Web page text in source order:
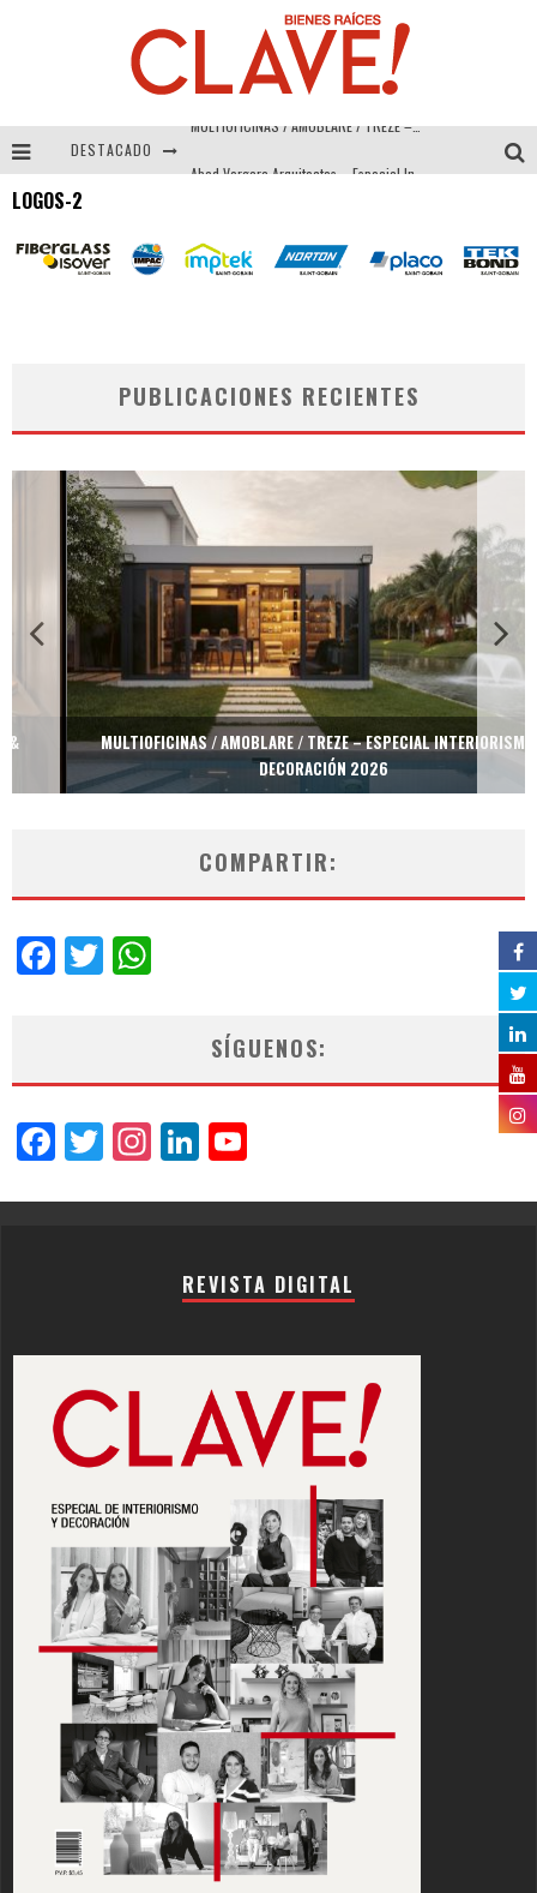
DESTACADO
LOGOS-2
PUBLICACIONES RECIENTES
MULTIOFICINAS / AMOBLARE / TREZE – ESPECIAL INTERIORISMO &
DECORACIÓN 2026
COMPARTIR:
Facebook
Twitter
SÍGUENOS:
Facebook
Twitter
Instagram
LinkedIn
REVISTA DIGITAL